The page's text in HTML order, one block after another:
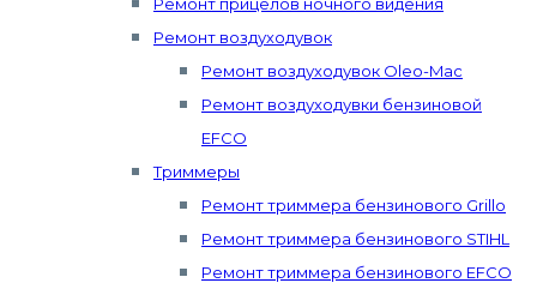
Ремонт воздуходувок
Ремонт воздуходувок Oleo-Mac
Ремонт воздуходувки бензиновой
EFCO
Триммеры
Ремонт триммера бензинового Grillo
Ремонт триммера бензинового STIHL
Ремонт триммера бензинового EFCO